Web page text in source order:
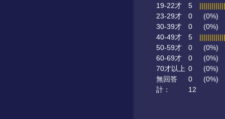
19-22才
5
23-29才
0
(0%)
30-39才
0
(0%)
40-49才
5
50-59才
0
(0%)
60-69才
0
(0%)
70才以上 0
(0%)
無回答
0
(0%)
計：
12